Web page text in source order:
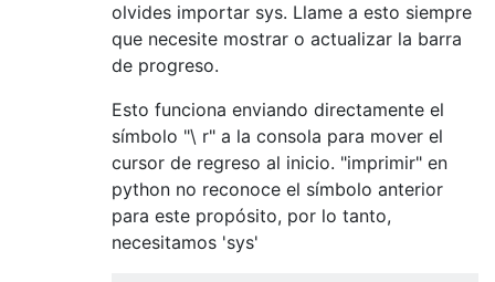
olvides importar sys. Llame a esto siempre
que necesite mostrar o actualizar la barra
de progreso.
Esto funciona enviando directamente el
símbolo "\ r" a la consola para mover el
cursor de regreso al inicio. "imprimir" en
python no reconoce el símbolo anterior
para este propósito, por lo tanto,
necesitamos 'sys'